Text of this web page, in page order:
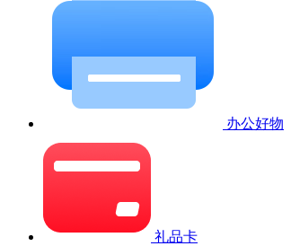
办公好物
礼品卡